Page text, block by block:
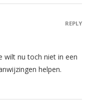
wilt nu toch niet in een
helpen.
REPLY